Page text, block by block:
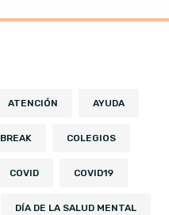
ATENCIÓN AYUDA
BREAK COLEGIOS
COVID COVID19
DÍA DE LA SALUD MENTAL